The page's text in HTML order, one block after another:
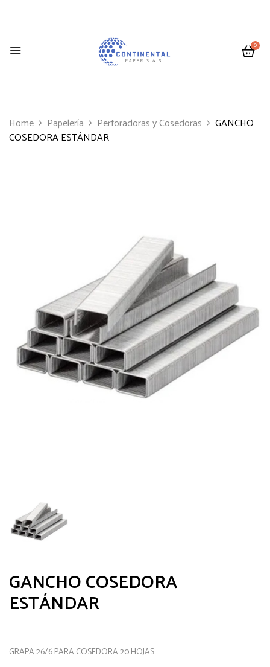
0
Home Papelería Perforadoras y Cosedoras
GANCHO
COSEDORA ESTÁNDAR
GANCHO COSEDORA
ESTÁNDAR
GRAPA 26/6 PARA COSEDORA 20 HOJAS